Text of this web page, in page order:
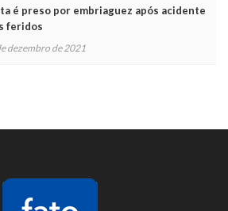
é preso por embriaguez após acidente
feridos
dezembro de 2021